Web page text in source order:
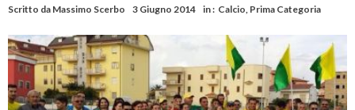
Scritto da Massimo Scerbo 3 Giugno 2014 in : Calcio Prima Categoria